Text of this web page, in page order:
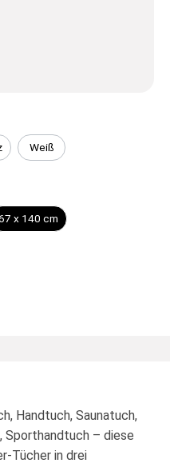
Weiß
x 140 cm
Handtuch, Saunatuch,
Sporthandtuch – diese
Tücher in drei